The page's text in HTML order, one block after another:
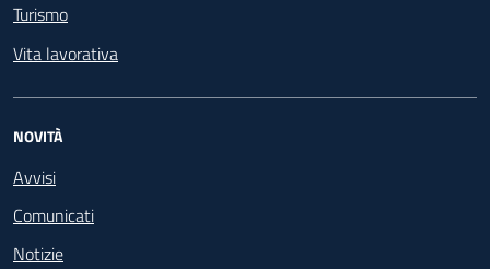
Turismo
Vita lavorativa
NOVITÀ
Avvisi
Comunicati
Notizie